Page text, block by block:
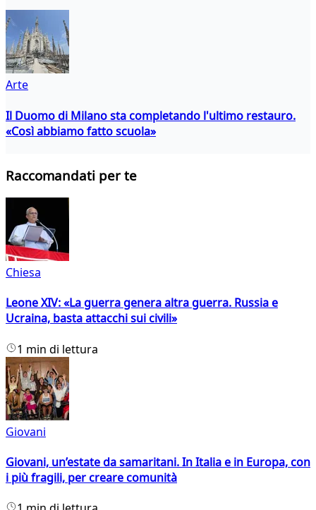
Arte
Il Duomo di Milano sta completando l'ultimo restauro.
«Così abbiamo fatto scuola»
Raccomandati per te
Chiesa
Leone XIV: «La guerra genera altra guerra. Russia e
Ucraina, basta attacchi sui civili»
1 min di lettura
Giovani
Giovani, un’estate da samaritani. In Italia e in Europa, con
i più fragili, per creare comunità